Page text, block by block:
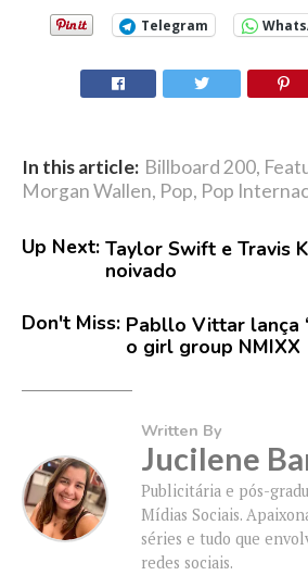
Telegram
In this article: Billboard 200,
Morgan Wallen, Pop, Pop
Up Next: Taylor Swift e Travis
noivado
Don't Miss: Pabllo Vittar lança
o girl group NMIXX
Written By
Jucilene
Publicitária e pós-
Mídias Sociais.
séries e tudo que
redes sociais.